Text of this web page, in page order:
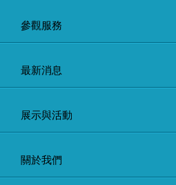
參觀服務
最新消息
展示與活動
關於我們